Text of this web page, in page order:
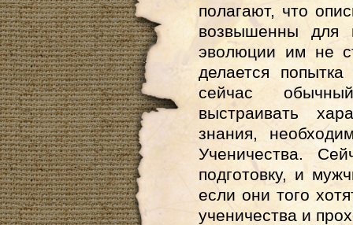
полагают, что
возвышенны для
эволюции им не
делается
сейчас
выстраивать
знания,
Ученичества.
подготовку, и
если они того
ученичества и